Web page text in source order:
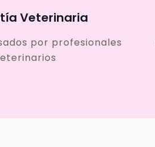
Veterinaria
por profesionales